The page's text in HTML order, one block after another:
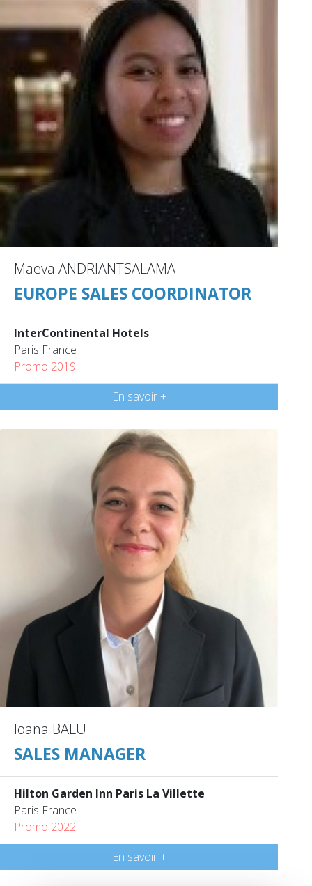
Maeva ANDRIANTSALAMA
EUROPE SALES COORDINATOR
InterContinental Hotels
Paris France
Promo 2019
En savoir +
Ioana BALU
SALES MANAGER
Hilton Garden Inn Paris La Villette
Paris France
Promo 2022
En savoir +